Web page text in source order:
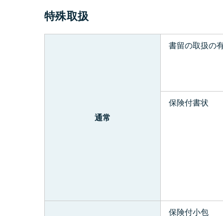
特殊取扱
通常
書留の取扱の
保険付書状
保険付小包